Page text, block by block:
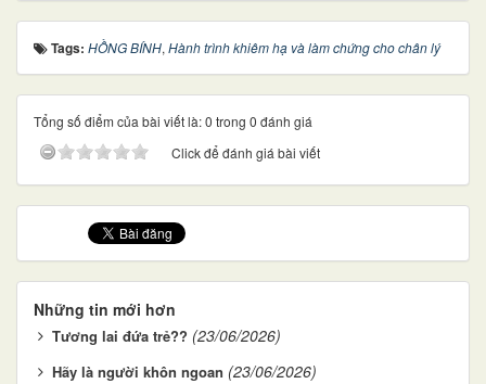
Tags: HỒNG BÍNH, Hành trình khiêm hạ và làm chứng cho chân lý
Tổng số điểm của bài viết là: 0 trong 0 đánh giá
Click để đánh giá bài viết
Những tin mới hơn
Tương lai đứa trẻ?? (23/06/2026)
Hãy là người khôn ngoan (23/06/2026)